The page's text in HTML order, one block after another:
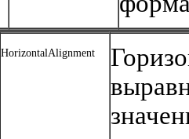
HorizontalAlignment